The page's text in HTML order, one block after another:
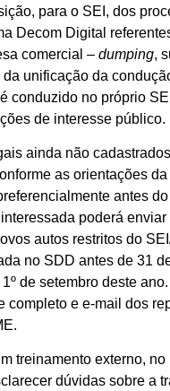
para o SEI, dos
Decom Digital
comercial – dumping,
unificação da
conduzido no próprio
de interesse público.
ainda não
as orientações
antes
poderá
autos restritos do
no SDD antes de 31
de setembro deste
completo e e-mail dos
treinamento externo, no
dúvidas sobre a